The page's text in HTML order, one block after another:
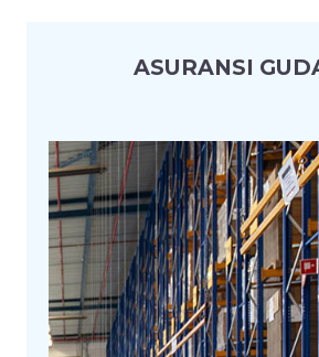
ASURANSI